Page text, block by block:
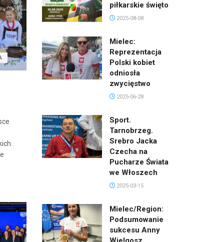
piłkarskie święto
2025-08-08
Mielec:
Reprezentacja
Polski kobiet
odniosła
zwycięstwo
2025-06-28
Sport.
Tarnobrzeg.
Srebro Jacka
Czecha na
Pucharze Świata
we Włoszech
2025-03-15
Mielec/Region:
Podsumowanie
sukcesu Anny